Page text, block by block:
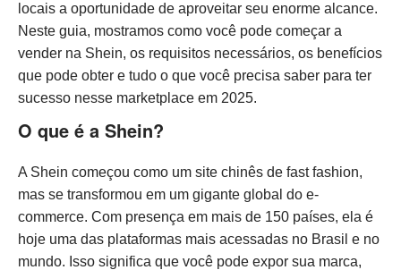
locais a oportunidade de aproveitar seu enorme alcance.
Neste guia, mostramos como você pode começar a
vender na Shein, os requisitos necessários, os benefícios
que pode obter e tudo o que você precisa saber para ter
sucesso nesse marketplace em 2025.
O que é a Shein?
A Shein começou como um site chinês de fast fashion,
mas se transformou em um gigante global do e-
commerce. Com presença em mais de 150 países, ela é
hoje uma das plataformas mais acessadas no Brasil e no
mundo. Isso significa que você pode expor sua marca,